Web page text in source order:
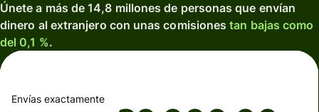
Únete a más de 14,8 millones de personas que envían
dinero al extranjero con unas comisionestan bajas como
del 0,1 %.
Envías exactamente